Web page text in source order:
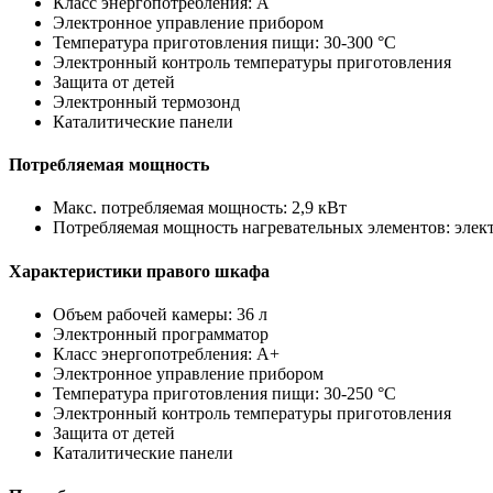
Электронное управление прибором
Температура приготовления пищи: 30-300 °C
Электронный контроль температуры приготовления
Защита от детей
Электронный термозонд
Каталитические панели
Потребляемая мощность
Макс. потребляемая мощность: 2,9 кВт
Потребляемая мощность нагревательных элементов:
Характеристики правого шкафа
Объем рабочей камеры: 36 л
Электронный программатор
Класс энергопотребления: A+
Электронное управление прибором
Температура приготовления пищи: 30-250 °C
Электронный контроль температуры приготовления
Защита от детей
Каталитические панели